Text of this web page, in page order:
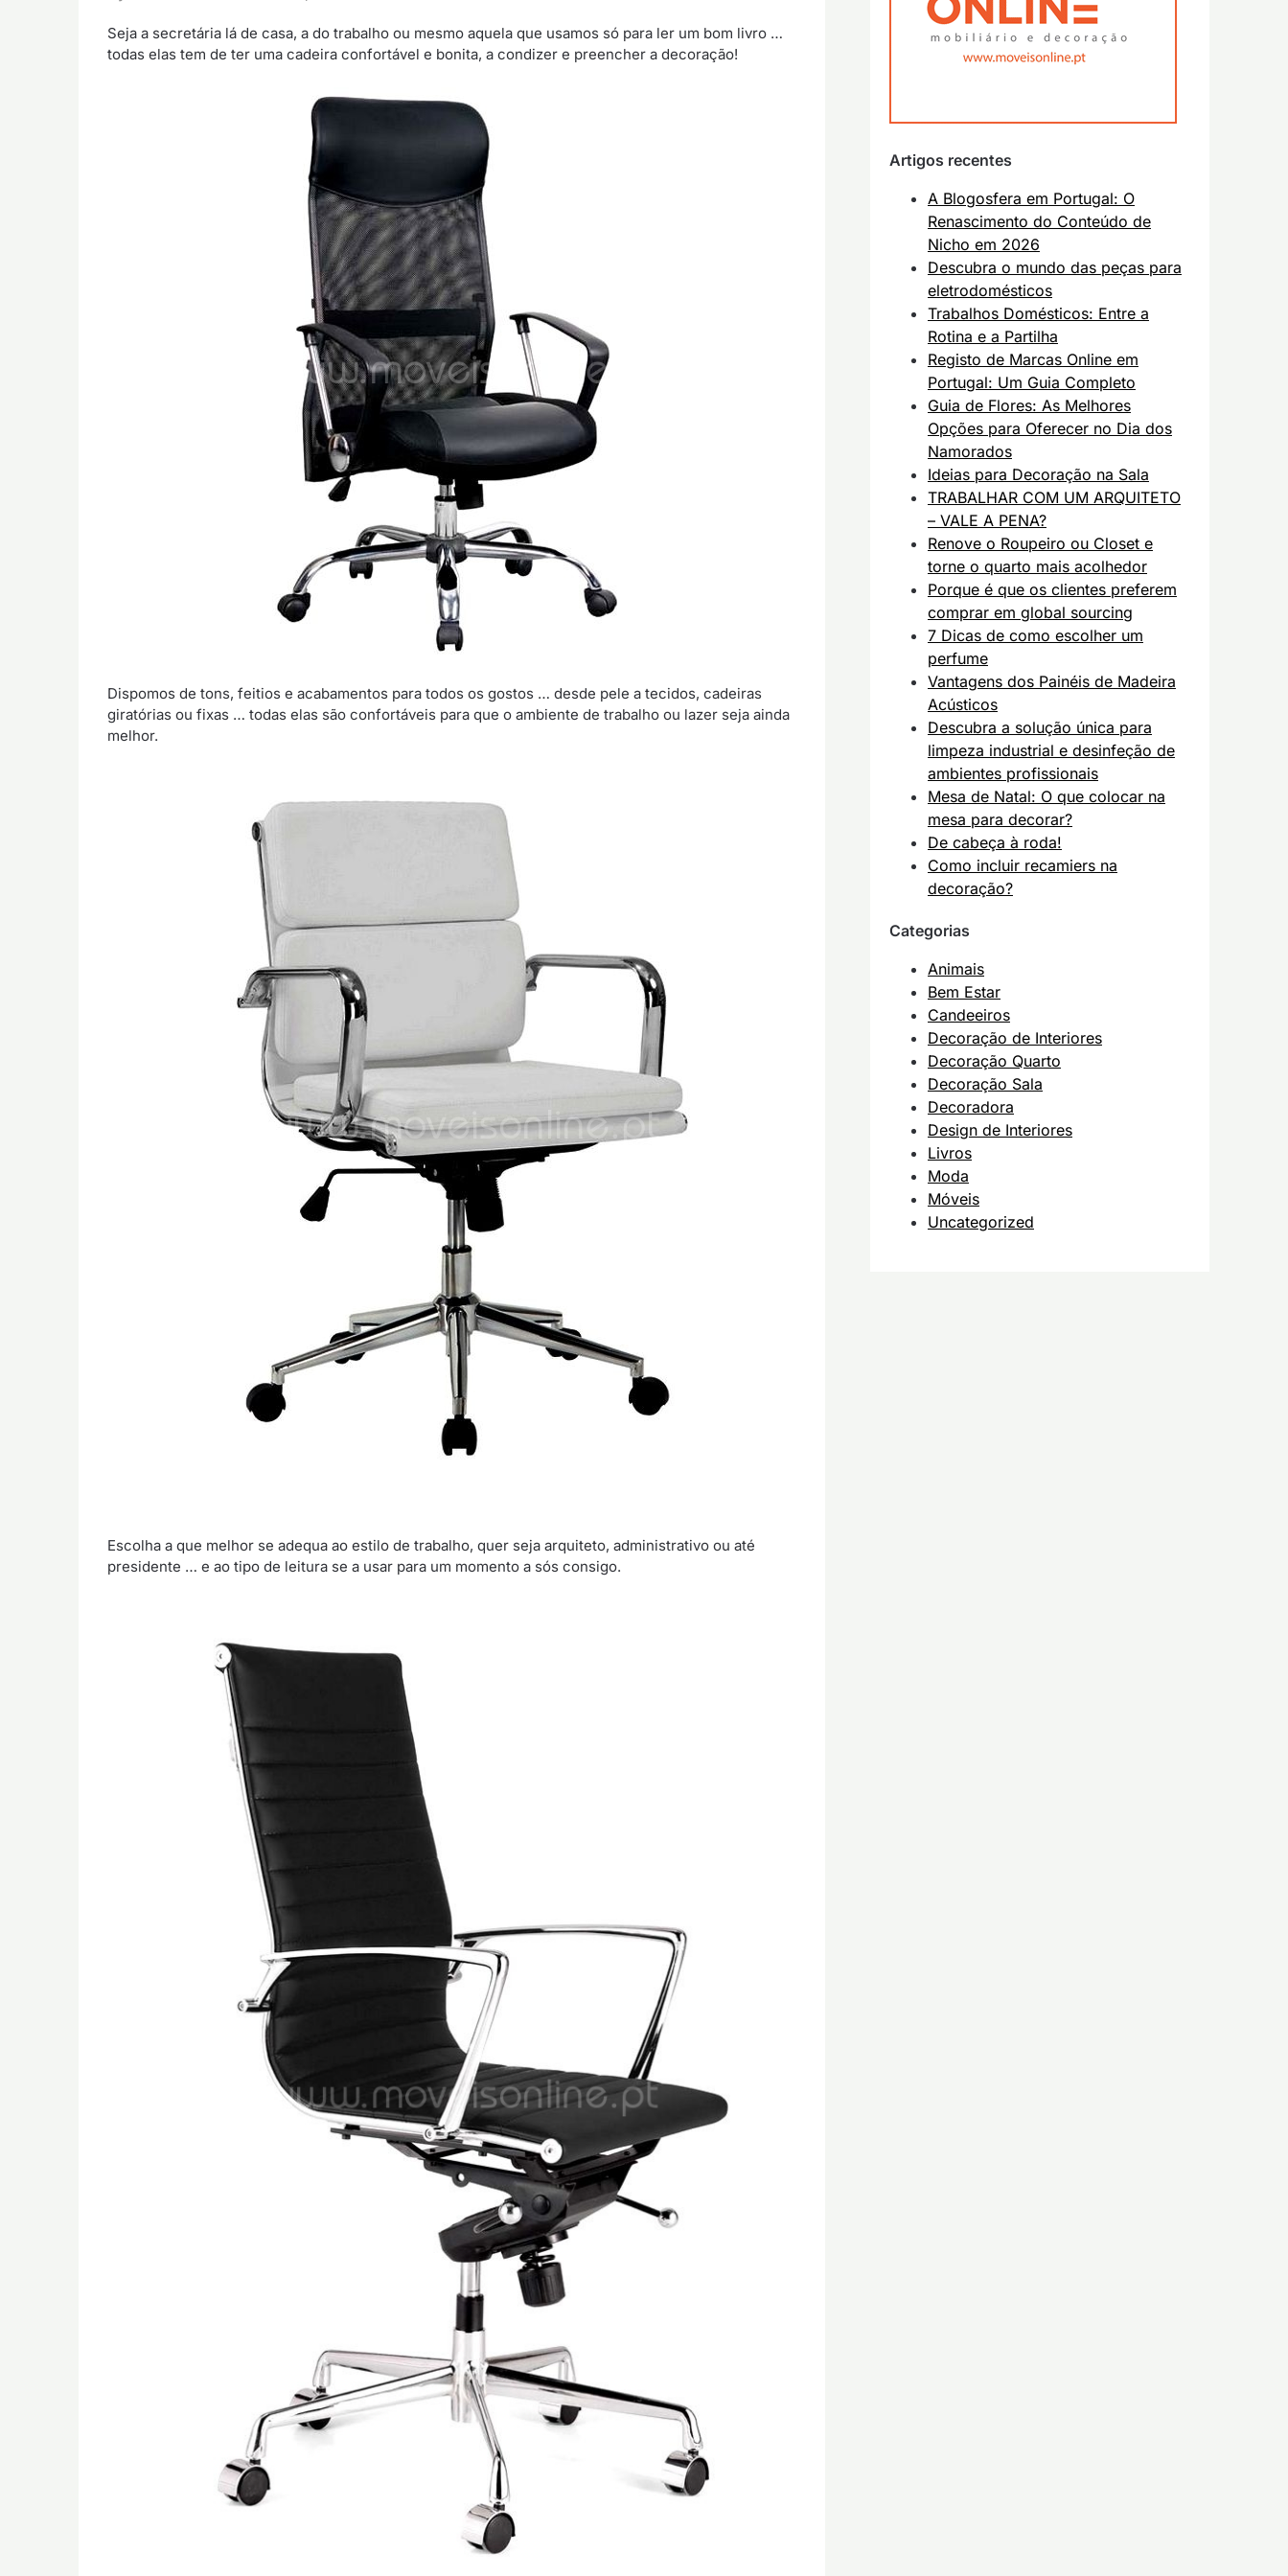
Seja a secretária lá de casa, a do trabalho ou mesmo aquela que usamos só para ler um bom livro …
todas elas tem de ter uma cadeira confortável e bonita, a condizer e preencher a decoração!
Dispomos de tons, feitios e acabamentos para todos os gostos … desde pele a tecidos, cadeiras
giratórias ou fixas … todas elas são confortáveis para que o ambiente de trabalho ou lazer seja ainda
melhor.
Escolha a que melhor se adequa ao estilo de trabalho, quer seja arquiteto, administrativo ou até
presidente … e ao tipo de leitura se a usar para um momento a sós consigo.
Artigos recentes
A Blogosfera em Portugal: O
Renascimento do Conteúdo de
Nicho em 2026
Descubra o mundo das peças para
eletrodomésticos
Trabalhos Domésticos: Entre a
Rotina e a Partilha
Registo de Marcas Online em
Portugal: Um Guia Completo
Guia de Flores: As Melhores
Opções para Oferecer no Dia dos
Namorados
Ideias para Decoração na Sala
TRABALHAR COM UM ARQUITETO
– VALE A PENA?
Renove o Roupeiro ou Closet e
torne o quarto mais acolhedor
Porque é que os clientes preferem
comprar em global sourcing
7 Dicas de como escolher um
perfume
Vantagens dos Painéis de Madeira
Acústicos
Descubra a solução única para
limpeza industrial e desinfeção de
ambientes profissionais
Mesa de Natal: O que colocar na
mesa para decorar?
De cabeça à roda!
Como incluir recamiers na
decoração?
Categorias
Animais
Bem Estar
Candeeiros
Decoração de Interiores
Decoração Quarto
Decoração Sala
Decoradora
Design de Interiores
Livros
Moda
Móveis
Uncategorized